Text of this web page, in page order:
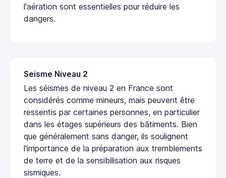
l'aération sont essentielles pour réduire les
dangers.
Seisme Niveau 2
Les séismes de niveau 2 en France sont
considérés comme mineurs, mais peuvent être
ressentis par certaines personnes, en particulier
dans les étages supérieurs des bâtiments. Bien
que généralement sans danger, ils soulignent
l'importance de la préparation aux tremblements
de terre et de la sensibilisation aux risques
sismiques.